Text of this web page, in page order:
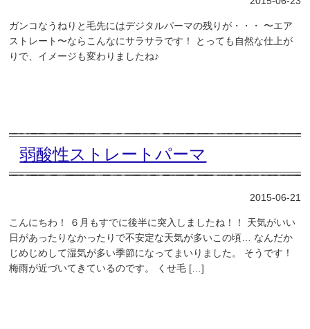
ガンコなうねりと毛先にはデジタルパーマの残りが・・・ 〜エア
ストレート〜ならこんなにサラサラです！ とっても自然な仕上が
りで、イメージも変わりましたね♪
弱酸性ストレートパーマ
2015-06-21
こんにちわ！ ６月もすでに後半に突入しましたね！！ 天気がいい
日があったりなかったりで不安定な天気が多いこの頃… なんだか
じめじめして湿気が多い季節になってまいりました。 そうです！
梅雨が近づいてきているのです。 くせ毛 […]